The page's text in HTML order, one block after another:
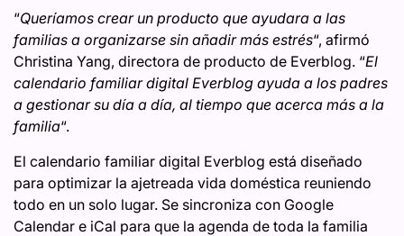
“Queríamos crear un producto que ayudara a las
familias a organizarse sin añadir más estrés“, afirmó
Christina Yang, directora de producto de Everblog. “El
calendario familiar digital Everblog ayuda a los padres
a gestionar su día a día, al tiempo que acerca más a la
familia“.
El calendario familiar digital Everblog está diseñado
para optimizar la ajetreada vida doméstica reuniendo
todo en un solo lugar. Se sincroniza con Google
Calendar e iCal para que la agenda de toda la familia